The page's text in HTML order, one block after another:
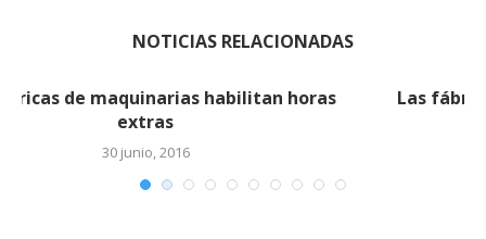
NOTICIAS RELACIONADAS
Las fábricas de maquinarias habilitan horas